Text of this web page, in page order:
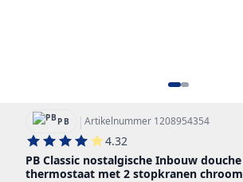
PB | Artikelnummer 1208954354
4.32
PB Classic nostalgische Inbouw douche
thermostaat met 2 stopkranen chroom